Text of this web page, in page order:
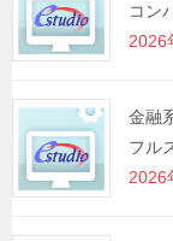
ョ
ン
コン
2026
金融
フル
2026